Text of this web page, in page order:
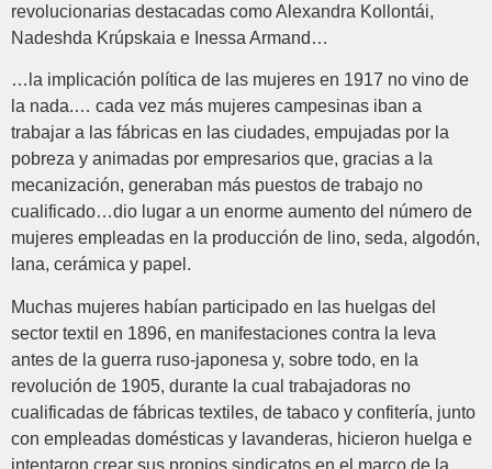
revolucionarias destacadas como Alexandra Kollontái,
Nadeshda Krúpskaia e Inessa Armand…
…la implicación política de las mujeres en 1917 no vino de
la nada.… cada vez más mujeres campesinas iban a
trabajar a las fábricas en las ciudades, empujadas por la
pobreza y animadas por empresarios que, gracias a la
mecanización, generaban más puestos de trabajo no
cualificado…dio lugar a un enorme aumento del número de
mujeres empleadas en la producción de lino, seda, algodón,
lana, cerámica y papel.
Muchas mujeres habían participado en las huelgas del
sector textil en 1896, en manifestaciones contra la leva
antes de la guerra ruso-japonesa y, sobre todo, en la
revolución de 1905, durante la cual trabajadoras no
cualificadas de fábricas textiles, de tabaco y confitería, junto
con empleadas domésticas y lavanderas, hicieron huelga e
intentaron crear sus propios sindicatos en el marco de la